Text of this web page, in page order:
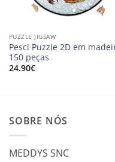
PUZZLE JIGSAW
Pesci Puzzle 2D em
150 peças
24.90€
SOBRE NÓS
MEDDYS SNC